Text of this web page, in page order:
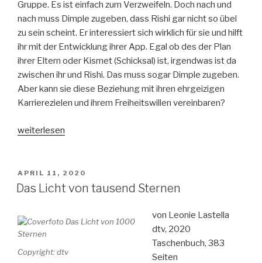
Gruppe. Es ist einfach zum Verzweifeln. Doch nach und
nach muss Dimple zugeben, dass Rishi gar nicht so übel
zu sein scheint. Er interessiert sich wirklich für sie und hilft
ihr mit der Entwicklung ihrer App. Egal ob des der Plan
ihrer Eltern oder Kismet (Schicksal) ist, irgendwas ist da
zwischen ihr und Rishi. Das muss sogar Dimple zugeben.
Aber kann sie diese Beziehung mit ihren ehrgeizigen
Karrierezielen und ihrem Freiheitswillen vereinbaren?
„Zufällig
weiterlesen
VERÖFFENTLICHT
AM
APRIL 11, 2020
Das Licht von tausend Sternen
Copyright: dtv
von Leonie Lastella
dtv, 2020
Taschenbuch, 383
Seiten